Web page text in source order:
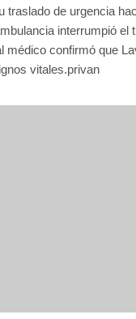
traslado de urgencia
interrumpió el
médico confirmó que
vitales.privan